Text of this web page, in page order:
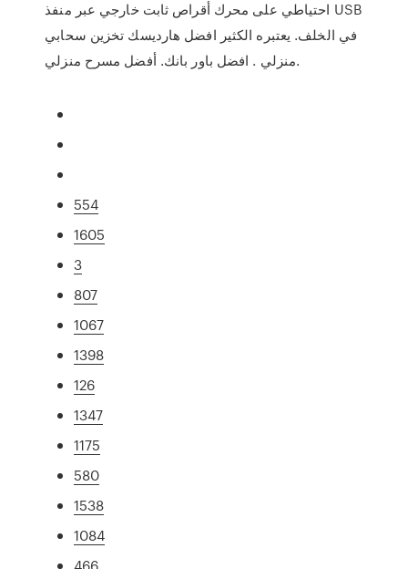
احتياطي على محرك أقراص ثابت خارجي عبر منفذ USB
في الخلف. يعتبره الكثير افضل هارديسك تخزين سحابي
منزلي . افضل باور بانك. أفضل مسرح منزلي.
554
1605
3
807
1067
1398
126
1347
1175
580
1538
1084
466